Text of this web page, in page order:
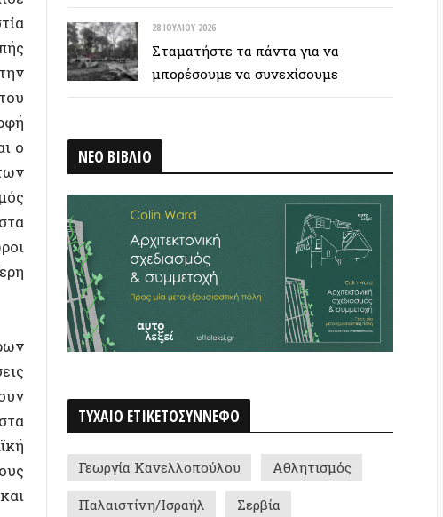
ΝΕΟ ΒΙΒΛΙΟ
ΤΥΧΑΙΟ ΕΤΙΚΕΤΟΣΥΝΝΕΦΟ
Γεωργία Κανελλοπούλου Αθλητισμός
Παλαιστίνη/Ισραήλ Σερβία
Δημήτρης Ρουσσόπουλος
Βίκυ Ιακώβου Φουκώ
Καταλήψεις/ Ελεύθεροι δημόσιοι χώροι
Ζακ Κωστόπουλος Αριστερά/Μαρξισμός
Αυτενέργεια - πολιτική ομάδα